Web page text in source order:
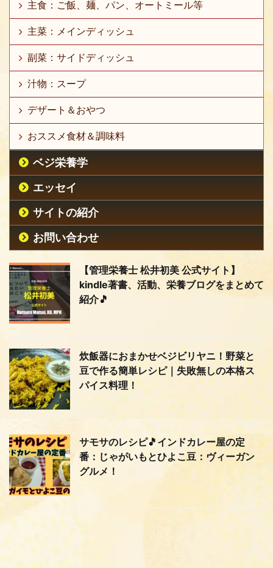
主食：ご飯、麺、パン、オートミール等
主菜：メインディッシュ
副菜：サイドディッシュ
汁物：スープ
デザート＆おやつ
おススメ食材＆調味料
ベジ栄養学
エッセイ
サイトの紹介
お問い合わせ
【管理栄養士 松井初美 公式サイト】
kindle著書、活動、栄養ブログをまとめて
紹介🎵
炊飯器におまかせベジビリヤニ！野菜と
豆で作る簡単レシピ｜失敗無しの本格ス
パイス料理！
サモサのレシピ🎵インドカレー屋の定
番：じゃがいもとひよこ豆：ヴィーガン
グルメ！